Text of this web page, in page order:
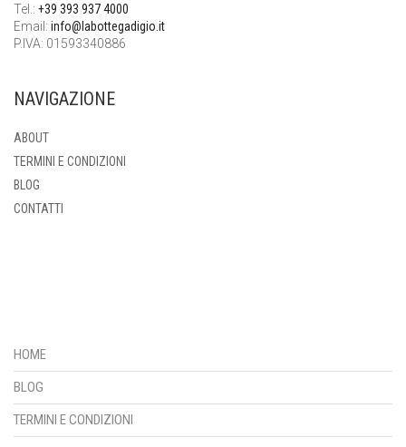
Tel.: +39 393 937 4000
Email: info@labottegadigio.it
P.IVA: 01593340886
NAVIGAZIONE
ABOUT
TERMINI E CONDIZIONI
BLOG
CONTATTI
HOME
BLOG
TERMINI E CONDIZIONI